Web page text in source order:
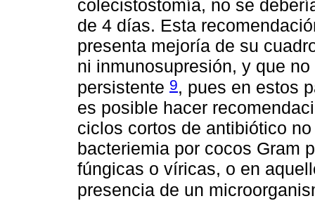
colecistostomía, no se
de 4 días. Esta
presenta mejoría de su
ni inmunosupresión, y que
persistente 9, pues en estos
es posible hacer
ciclos cortos de antibiótico
bacteriemia por cocos Gram
fúngicas o víricas, o en
presencia de un